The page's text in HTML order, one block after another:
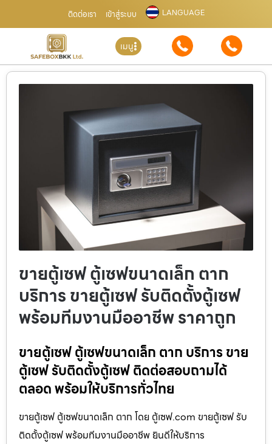
ติดต่อเรา เข้าสู่ระบบ LANGUAGE
เมนู
ขายตู้เซฟ ตู้เซฟขนาดเล็ก ตาก
บริการ ขายตู้เซฟ รับติดตั้งตู้เซฟ
พร้อมทีมงานมืออาชีพ ราคาถูก
ขายตู้เซฟ ตู้เซฟขนาดเล็ก ตาก บริการ ขาย
ตู้เซฟ รับติดตั้งตู้เซฟ ติดต่อสอบถามได้
ตลอด พร้อมให้บริการทั่วไทย
ขายตู้เซฟ ตู้เซฟขนาดเล็ก ตาก โดย ตู้เซฟ.com ขายตู้เซฟ รับ
ติดตั้งตู้เซฟ พร้อมทีมงานมืออาชีพ ยินดีให้บริการ